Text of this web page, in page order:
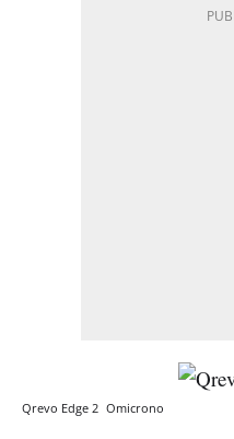
Qrevo Edge 2 Omicrono